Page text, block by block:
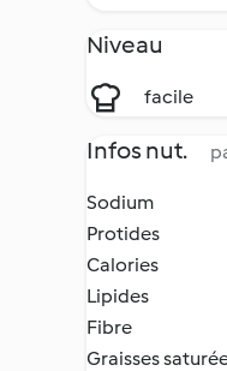
Niveau
facile
Infos nut.
Sodium
Protides
Calories
Lipides
Fibre
Graisses